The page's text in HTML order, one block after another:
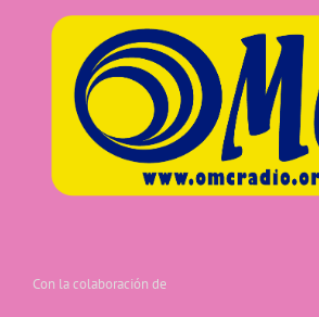
Con la colaboración de